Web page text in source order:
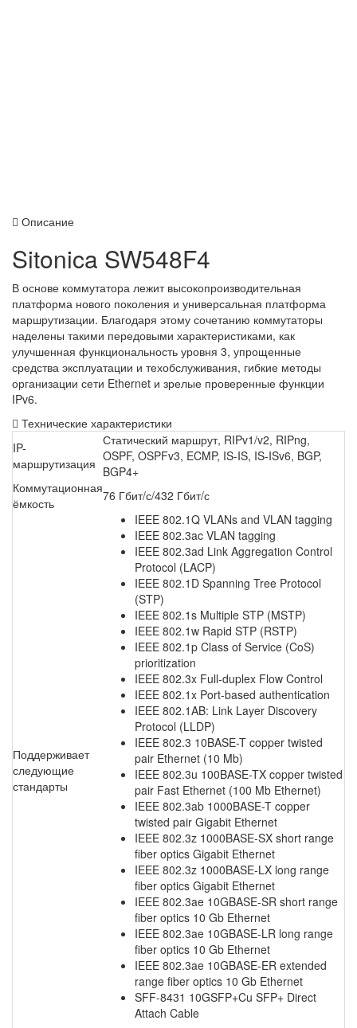
Описание
Sitonica SW548F4
В основе коммутатора лежит высокопроизводительная
платформа нового поколения и универсальная платформа
маршрутизации. Благодаря этому сочетанию коммутаторы
наделены такими передовыми характеристиками, как
улучшенная функциональность уровня 3, упрощенные
средства эксплуатации и техобслуживания, гибкие методы
организации сети Ethernet и зрелые проверенные функции
IPv6.
Технические характеристики
IP-
маршрутизация
Статический маршрут, RIPv1/v2, RIPng,
OSPF, OSPFv3, ECMP, IS-IS, IS-ISv6, BGP,
BGP4+
Коммутационная
ёмкость
76 Гбит/с/432 Гбит/с
Поддерживает
следующие
стандарты
IEEE 802.1Q VLANs and VLAN tagging
IEEE 802.3ac VLAN tagging
IEEE 802.3ad Link Aggregation Control
Protocol (LACP)
IEEE 802.1D Spanning Tree Protocol
(STP)
IEEE 802.1s Multiple STP (MSTP)
IEEE 802.1w Rapid STP (RSTP)
IEEE 802.1p Class of Service (CoS)
prioritization
IEEE 802.3x Full-duplex Flow Control
IEEE 802.1x Port-based authentication
IEEE 802.1AB: Link Layer Discovery
Protocol (LLDP)
IEEE 802.3 10BASE-T copper twisted
pair Ethernet (10 Mb)
IEEE 802.3u 100BASE-TX copper twisted
pair Fast Ethernet (100 Mb Ethernet)
IEEE 802.3ab 1000BASE-T copper
twisted pair Gigabit Ethernet
IEEE 802.3z 1000BASE-SX short range
fiber optics Gigabit Ethernet
IEEE 802.3z 1000BASE-LX long range
fiber optics Gigabit Ethernet
IEEE 802.3ae 10GBASE-SR short range
fiber optics 10 Gb Ethernet
IEEE 802.3ae 10GBASE-LR long range
fiber optics 10 Gb Ethernet
IEEE 802.3ae 10GBASE-ER extended
range fiber optics 10 Gb Ethernet
SFF-8431 10GSFP+Cu SFP+ Direct
Attach Cable